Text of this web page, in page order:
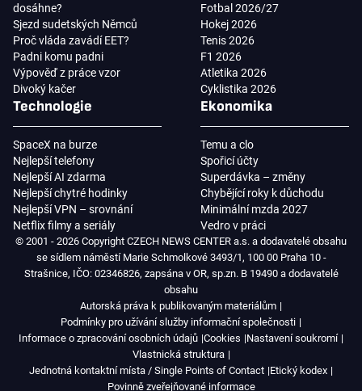
dosáhne?
Sjezd sudetských Němců
Proč vláda zavádí EET?
Padni komu padni
Výpověď z práce vzor
Divoký kačer
Fotbal 2026/27
Hokej 2026
Tenis 2026
F1 2026
Atletika 2026
Cyklistika 2026
Technologie
SpaceX na burze
Nejlepší telefony
Nejlepší AI zdarma
Nejlepší chytré hodinky
Nejlepší VPN – srovnání
Netflix filmy a seriály
Ekonomika
Temu a clo
Spořicí účty
Superdávka – změny
Chybějící roky k důchodu
Minimální mzda 2027
Vedro v práci
© 2001 - 2026 Copyright CZECH NEWS CENTER a.s. a dodavatelé obsahu
se sídlem náměstí Marie Schmolkové 3493/1, 100 00 Praha 10 -
Strašnice, IČO: 02346826, zapsána v OR, sp.zn. B 19490 a dodavatelé
obsahu
Autorská práva k publikovaným materiálům
Podmínky pro užívání služby informační společnosti
Informace o zpracování osobních údajů Cookies Nastavení soukromí
Vlastnická struktura
Jednotná kontaktní místa / Single Points of Contact Etický kodex
Povinně zveřejňované informace